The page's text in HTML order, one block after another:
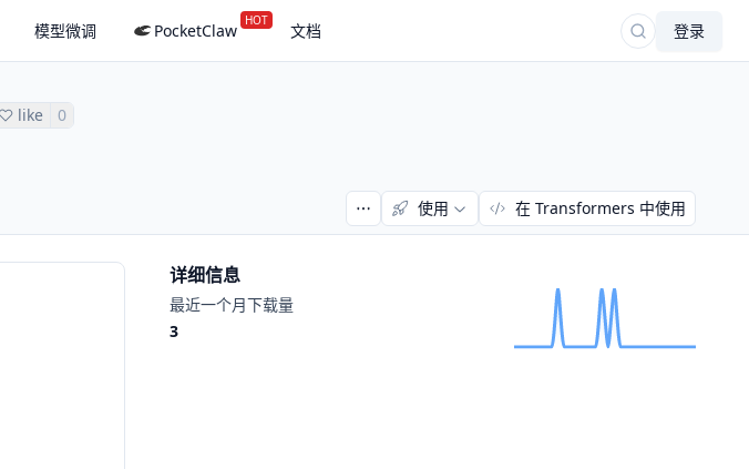
模型微调 PocketClaw HOT 文档 登录
like 0
使用 在 Transformers 中使用
详细信息
最近一个月下载量
3